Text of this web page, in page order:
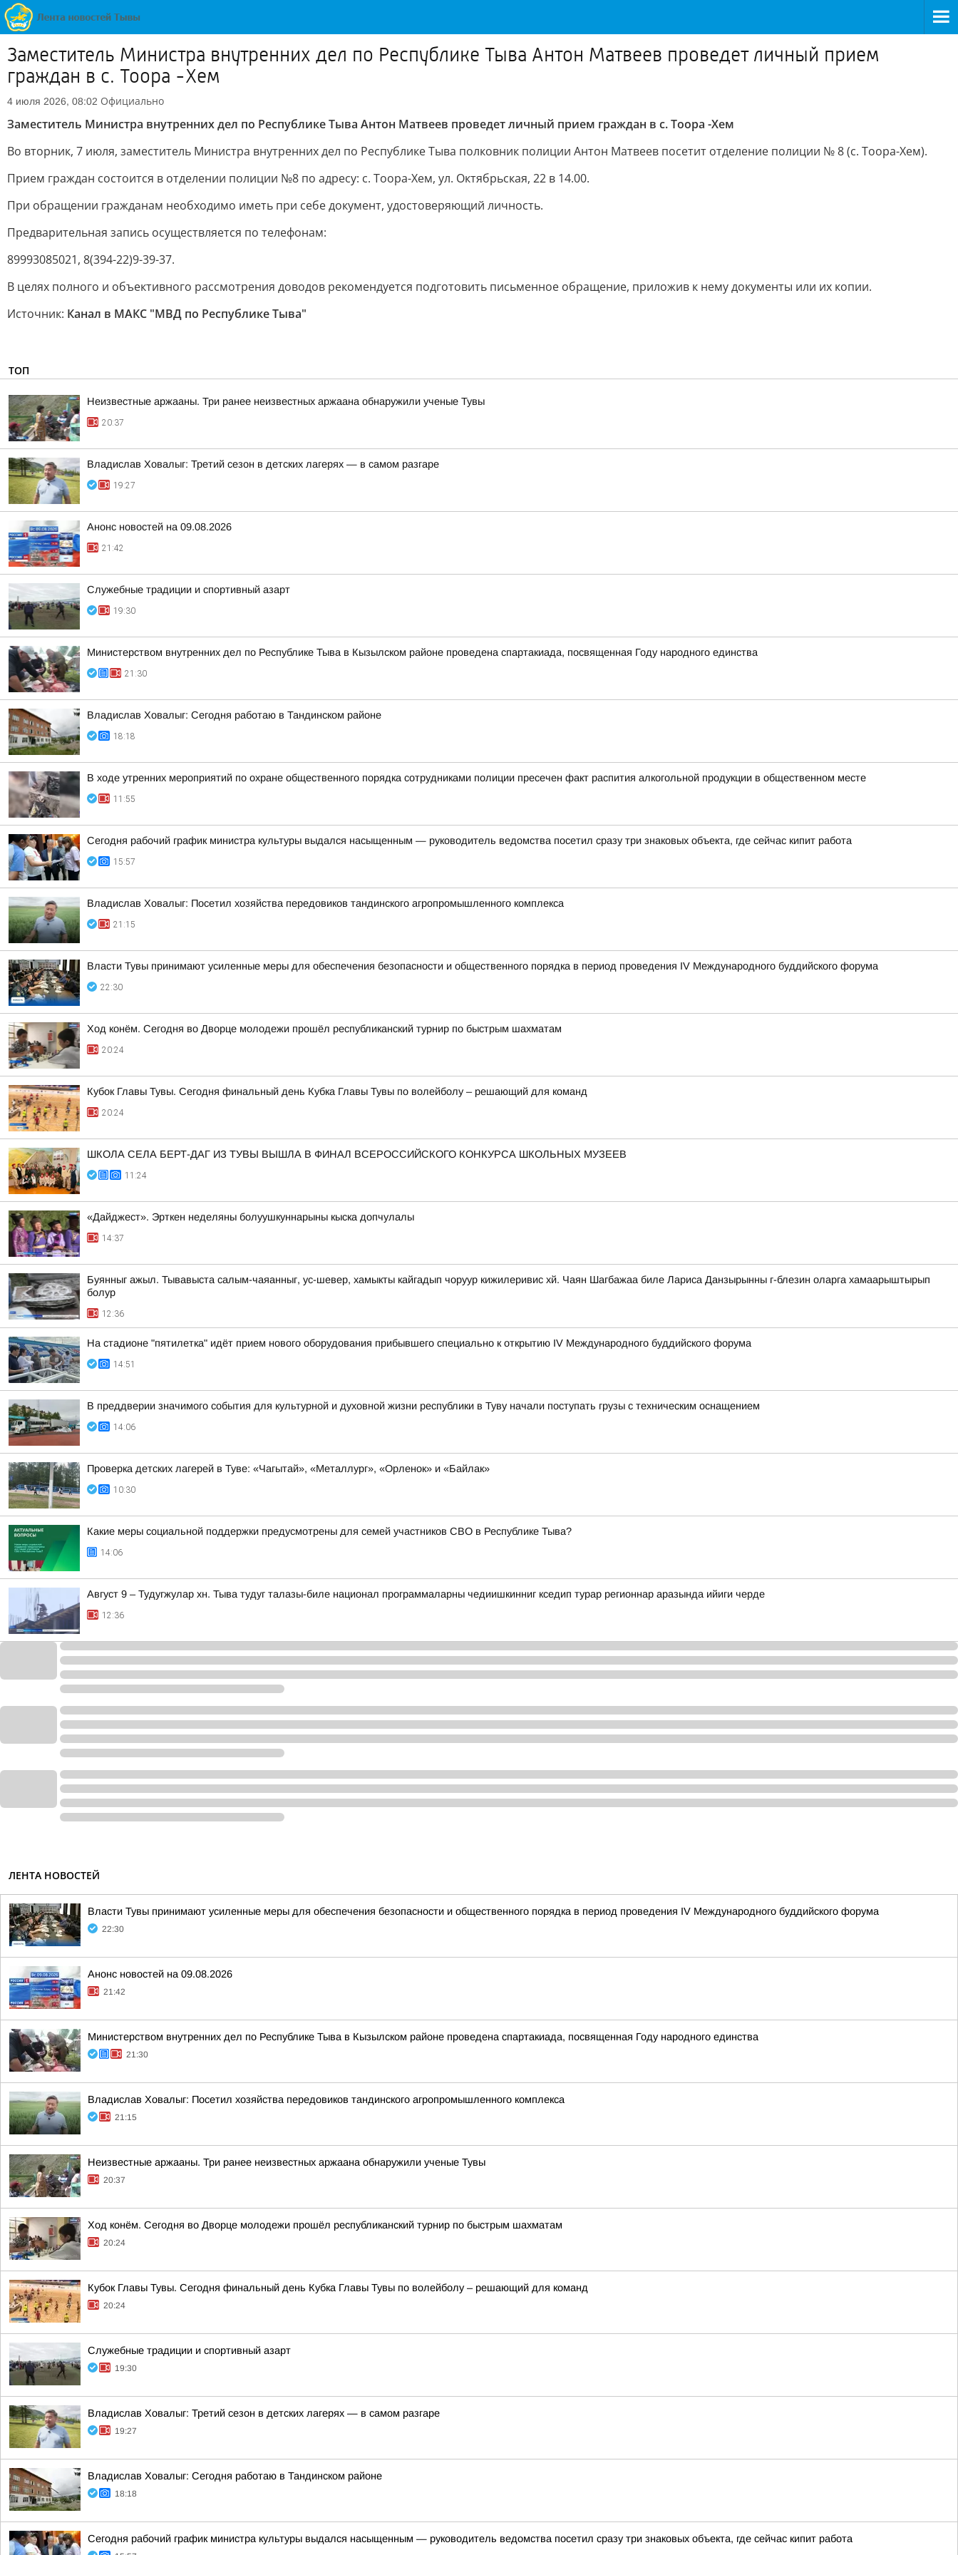
Заместитель Министра внутренних дел по Республике Тыва Антон Матвеев проведет личный прием
граждан в с. Тоора -Хем
4 июля 2026, 08:02 Официально
Заместитель Министра внутренних дел по Республике Тыва Антон Матвеев проведет личный прием граждан в с. Тоора -Хем
Во вторник, 7 июля, заместитель Министра внутренних дел по Республике Тыва полковник полиции Антон Матвеев посетит отделение полиции № 8 (с. Тоора-Хем).
Прием граждан состоится в отделении полиции №8 по адресу: с. Тоора-Хем, ул. Октябрьская, 22 в 14.00.
При обращении гражданам необходимо иметь при себе документ, удостоверяющий личность.
Предварительная запись осуществляется по телефонам:
89993085021, 8(394-22)9-39-37.
В целях полного и объективного рассмотрения доводов рекомендуется подготовить письменное обращение, приложив к нему документы или их копии.
Источник: Канал в МАКС "МВД по Республике Тыва"
ТОП
Неизвестные аржааны. Три ранее неизвестных аржаана обнаружили ученые Тувы
20:37
Владислав Ховалыг: Третий сезон в детских лагерях — в самом разгаре
19:27
Анонс новостей на 09.08.2026
21:42
Служебные традиции и спортивный азарт
19:30
Министерством внутренних дел по Республике Тыва в Кызылском районе проведена спартакиада, посвященная Году народного единства
21:30
Владислав Ховалыг: Сегодня работаю в Тандинском районе
18:18
В ходе утренних мероприятий по охране общественного порядка сотрудниками полиции пресечен факт распития алкогольной продукции в общественном месте
11:55
Сегодня рабочий график министра культуры выдался насыщенным — руководитель ведомства посетил сразу три знаковых объекта, где сейчас кипит работа
15:57
Владислав Ховалыг: Посетил хозяйства передовиков тандинского агропромышленного комплекса
21:15
Власти Тувы принимают усиленные меры для обеспечения безопасности и общественного порядка в период проведения IV Международного буддийского форума
22:30
Ход конём. Сегодня во Дворце молодежи прошёл республиканский турнир по быстрым шахматам
20:24
Кубок Главы Тувы. Сегодня финальный день Кубка Главы Тувы по волейболу – решающий для команд
20:24
ШКОЛА СЕЛА БЕРТ-ДАГ ИЗ ТУВЫ ВЫШЛА В ФИНАЛ ВСЕРОССИЙСКОГО КОНКУРСА ШКОЛЬНЫХ МУЗЕЕВ
11:24
«Дайджест». Эрткен неделяны болуушкуннарыны кыска допчулалы
14:37
Буянныг ажыл. Тывавыста салым-чаяанныг, ус-шевер, хамыкты кайгадып чоруур кижилеривис хй. Чаян Шагбажаа биле Лариса Данзырынны г-блезин оларга хамаарыштырып
болур
12:36
На стадионе "пятилетка" идёт прием нового оборудования прибывшего специально к открытию IV Международного буддийского форума
14:51
В преддверии значимого события для культурной и духовной жизни республики в Туву начали поступать грузы с техническим оснащением
14:06
Проверка детских лагерей в Туве: «Чагытай», «Металлург», «Орленок» и «Байлак»
10:30
Какие меры социальной поддержки предусмотрены для семей участников СВО в Республике Тыва?
14:06
Август 9 – Тудугжулар хн. Тыва тудуг талазы-биле национал программаларны чедиишкинниг кседип турар регионнар аразында ийиги черде
12:36
ЛЕНТА НОВОСТЕЙ
Власти Тувы принимают усиленные меры для обеспечения безопасности и общественного порядка в период проведения IV Международного буддийского форума
22:30
Анонс новостей на 09.08.2026
21:42
Министерством внутренних дел по Республике Тыва в Кызылском районе проведена спартакиада, посвященная Году народного единства
21:30
Владислав Ховалыг: Посетил хозяйства передовиков тандинского агропромышленного комплекса
21:15
Неизвестные аржааны. Три ранее неизвестных аржаана обнаружили ученые Тувы
20:37
Ход конём. Сегодня во Дворце молодежи прошёл республиканский турнир по быстрым шахматам
20:24
Кубок Главы Тувы. Сегодня финальный день Кубка Главы Тувы по волейболу – решающий для команд
20:24
Служебные традиции и спортивный азарт
19:30
Владислав Ховалыг: Третий сезон в детских лагерях — в самом разгаре
19:27
Владислав Ховалыг: Сегодня работаю в Тандинском районе
18:18
Сегодня рабочий график министра культуры выдался насыщенным — руководитель ведомства посетил сразу три знаковых объекта, где сейчас кипит работа